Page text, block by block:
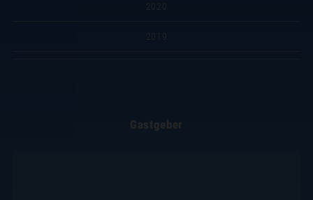
2020
2019
Gastgeber